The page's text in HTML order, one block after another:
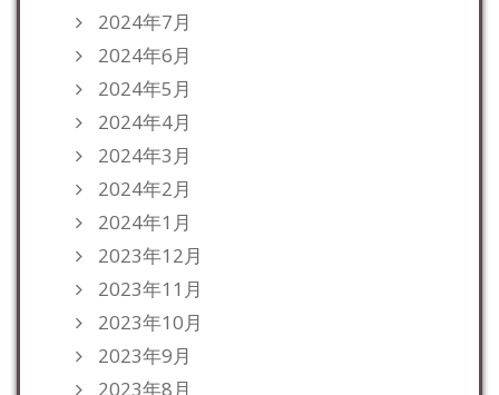
2024年7月
2024年6月
2024年5月
2024年4月
2024年3月
2024年2月
2024年1月
2023年12月
2023年11月
2023年10月
2023年9月
2023年8月